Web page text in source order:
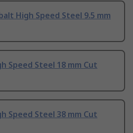
High Speed Steel 9.5 mm
Speed Steel 18 mm Cut
Speed Steel 38 mm Cut